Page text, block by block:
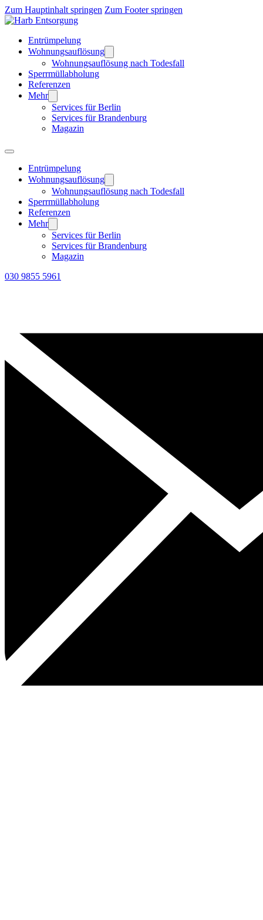
Zum Hauptinhalt springen Zum Footer springen
Entrümpelung
Wohnungsauflösung
Wohnungsauflösung nach Todesfall
Sperrmüllabholung
Referenzen
Mehr
Services für Berlin
Services für Brandenburg
Magazin
Entrümpelung
Wohnungsauflösung
Wohnungsauflösung nach Todesfall
Sperrmüllabholung
Referenzen
Mehr
Services für Berlin
Services für Brandenburg
Magazin
030 9855 5961